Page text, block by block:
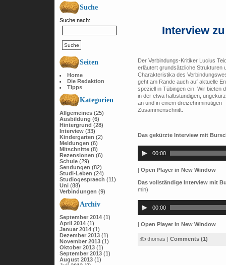
Suche
Suche nach:
Seiten
Home
Die Redaktion
Tipps
Kategorien
Allgemeines(25)
Ausbildung (6)
Hintergrund (28)
Interview(33)
Kindergarten (2)
Meldungen (6)
Mitschnitte(8)
Rezensionen (6)
Schule(29)
Sendungen (82)
Studi-Leben (24)
Studiogespraech (11)
Uni(88)
Verbindungen (9)
Archiv
September 2014(1)
April 2014(1)
Januar 2014(1)
Dezember 2013(1)
November 2013(1)
Oktober 2013(1)
September 2013(1)
August 2013(1)
Interview
Der Verbindungs-Kritiker Lucius
erläutert grundsätzliche Strukturen
Charakteristika des
geht am Rande auch auf aktuelle
speziell in Tübingen ein. Wir bieten
in der etwa halbstündigen,
an und in einem dreizehnminütigen
Zusammenschnitt.
Das gekürzte Interview mit
00:00
| Open Player in New Window
Das vollständige Interview mit
min)
00:00
| Open Player in New Window
✍ thomas | Comments (1)